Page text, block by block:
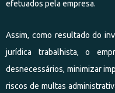
efetuados pela empresa.
Assim, como resultado do
jurídica trabalhista, o
desnecessários, minimizar
riscos de multas